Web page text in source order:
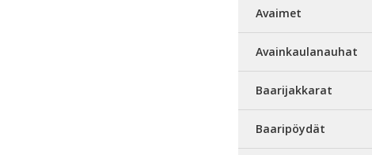
Avaimet
Avainkaulanauhat
Baarijakkarat
Baaripöydät